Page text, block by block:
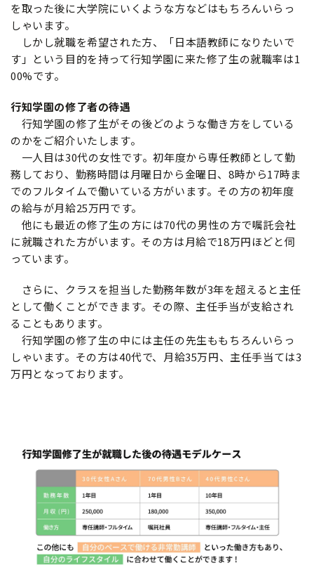
を取った後に大学院にいくような方などはもちろんいらっ
しゃいます。
しかし就職を希望された方、「日本語教師になりたいで
す」という目的を持って行知学園に来た修了生の就職率は1
00%です。
行知学園の修了者の待遇
行知学園の修了生がその後どのような働き方をしている
のかをご紹介いたします。
一人目は30代の女性です。初年度から専任教師として勤
務しており、勤務時間は月曜日から金曜日、8時から17時ま
でのフルタイムで働いている方がいます。その方の初年度
の給与が月給25万円です。
他にも最近の修了生の方には70代の男性の方で嘱託会社
に就職された方がいます。その方は月給で18万円ほどと伺
っています。
さらに、クラスを担当した勤務年数が3年を超えると主任
として働くことができます。その際、主任手当が支給され
ることもあります。
行知学園の修了生の中には主任の先生ももちろんいらっ
しゃいます。その方は40代で、月給35万円、主任手当ては3
万円となっております。